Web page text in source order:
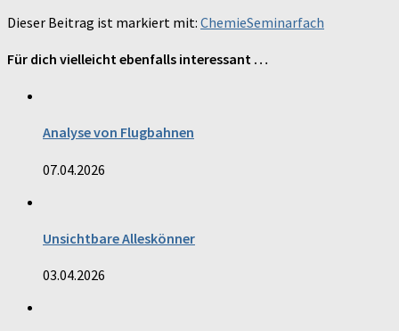
Dieser Beitrag ist markiert mit: ChemieSeminarfach
Für dich vielleicht ebenfalls interessant …
Analyse von Flugbahnen
07.04.2026
Unsichtbare Alleskönner
03.04.2026